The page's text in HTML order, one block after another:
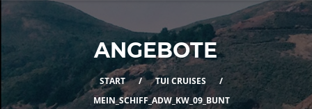
ANGEBOTE
START / TUI CRUISES
/
MEIN_SCHIFF_ADW_KW_09_BUNT